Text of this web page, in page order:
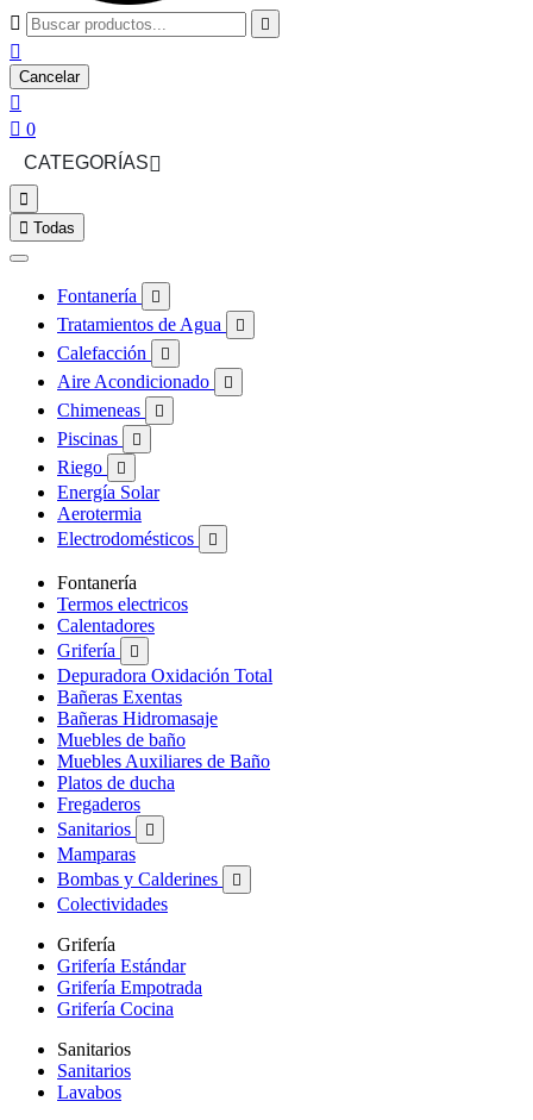
 

Cancelar

 0
CATEGORÍAS

 Todas
Fontanería 
Tratamientos de Agua 
Calefacción 
Aire Acondicionado 
Chimeneas 
Piscinas 
Riego 
Energía Solar
Aerotermia
Electrodomésticos

Fontanería
Termos electricos
Calentadores
Grifería

Depuradora Oxidación Total
Bañeras Exentas
Bañeras Hidromasaje
Muebles de baño
Muebles Auxiliares de Baño
Platos de ducha
Fregaderos
Sanitarios

Mamparas
Bombas y Calderines

Colectividades
Grifería
Grifería Estándar
Grifería Empotrada
Grifería Cocina
Sanitarios
Sanitarios
Lavabos